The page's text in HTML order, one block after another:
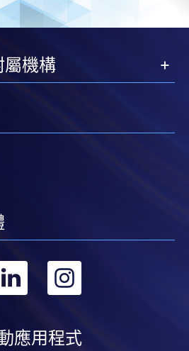
屬機構
轉 轉
應用程式